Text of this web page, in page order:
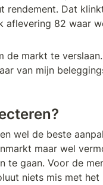
rendement. Dat
aflevering 82 waar
de markt te
van mijn
wel de beste
maar wel
gaan. Voor de
niets mis met het